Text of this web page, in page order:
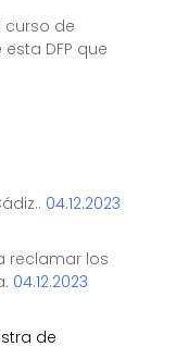
curso de
DFP que
04.12.2023
reclamar los
04.12.2023
de